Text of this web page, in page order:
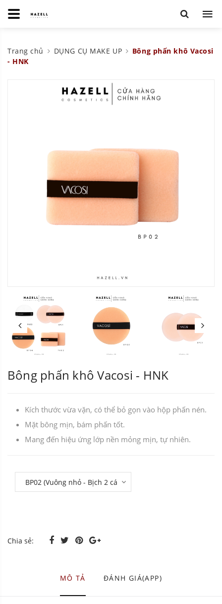
Trang chủ DỤNG CỤ MAKE UP
Bông phấn khô Vacosi
- HNK
Bông phấn khô Vacosi - HNK
Kích thước vừa vặn, có thể bỏ gọn vào hộp phấn nén.
Mặt bông mịn, bám phấn tốt.
Mang đến hiệu ứng lớp nền mỏng mịn, tự nhiên.
Chia sẻ:
MÔ TẢ ĐÁNH GIÁ(APP)